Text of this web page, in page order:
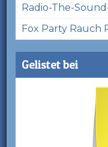
Radio-The-
Fox Party Rauch
Gelistet bei